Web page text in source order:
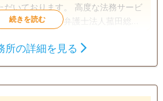
だいております。 高度な法務サービ
提供するため、弁護士法人菰田総合
事務所、One Asia Lawyers、税理士
遺産分割
所の詳細を見る